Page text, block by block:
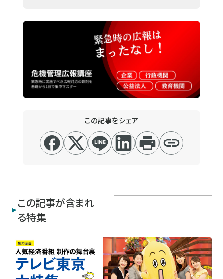
この記事をシェア
この記事が含まれ
る特集